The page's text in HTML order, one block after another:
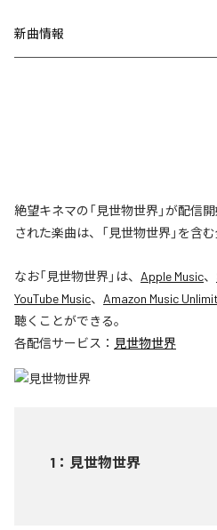
新曲情報
絶望キネマの「見世物世界」が配信
された楽曲は、「見世物世界」を含
なお「見世物世界」は、 Apple Music、
YouTube Music、 Amazon Music
聴くことができる。
各配信サービス： 見世物世界
1 ： 見世物世界